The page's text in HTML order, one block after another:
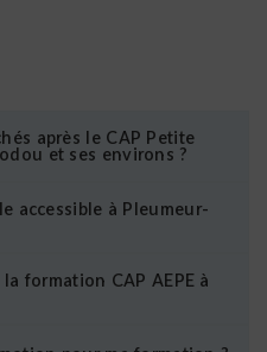
après le CAP Petite
et ses environs ?
accessible à Pleumeur-
formation CAP AEPE à